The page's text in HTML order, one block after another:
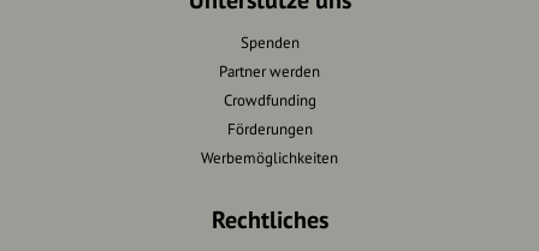
Spenden
Partner werden
Crowdfunding
Förderungen
Werbemöglichkeiten
Rechtliches